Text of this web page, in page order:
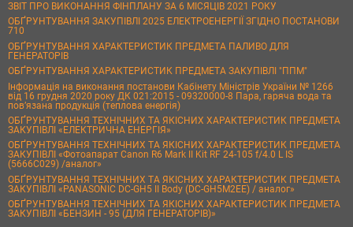
ЗВІТ ПРО ВИКОНАННЯ ФІНПЛАНУ ЗА 6 МІСЯЦІВ 2021 РОКУ
ОБҐРУНТУВАННЯ ЗАКУПІВЛІ 2025 ЕЛЕКТРОЕНЕРГІЇ ЗГІДНО ПОСТАНОВИ
710
ОБҐРУНТУВАННЯ ХАРАКТЕРИСТИК ПРЕДМЕТА ПАЛИВО ДЛЯ
ГЕНЕРАТОРІВ
ОБҐРУНТУВАННЯ ХАРАКТЕРИСТИК ПРЕДМЕТА ЗАКУПІВЛІ "ППМ"
Інформація на виконання постанови Кабінету Міністрів України № 1266
від 16 грудня 2020 року ДК 021:2015 - 09320000-8 Пара, гаряча вода та
пов’язана продукція (теплова енергія)
ОБҐРУНТУВАННЯ ТЕХНІЧНИХ ТА ЯКІСНИХ ХАРАКТЕРИСТИК ПРЕДМЕТА
ЗАКУПІВЛІ «ЕЛЕКТРИЧНА ЕНЕРГІЯ»
ОБҐРУНТУВАННЯ ТЕХНІЧНИХ ТА ЯКІСНИХ ХАРАКТЕРИСТИК ПРЕДМЕТА
ЗАКУПІВЛІ «Фотоапарат Canon R6 Mark II Kit RF 24-105 f/4.0 L IS
(5666C029) /аналог»
ОБҐРУНТУВАННЯ ТЕХНІЧНИХ ТА ЯКІСНИХ ХАРАКТЕРИСТИК ПРЕДМЕТА
ЗАКУПІВЛІ «PANASONIC DC-GH5 II Body (DC-GH5M2EE) / аналог»
ОБҐРУНТУВАННЯ ТЕХНІЧНИХ ТА ЯКІСНИХ ХАРАКТЕРИСТИК ПРЕДМЕТА
ЗАКУПІВЛІ «БЕНЗИН - 95 (ДЛЯ ГЕНЕРАТОРІВ)»